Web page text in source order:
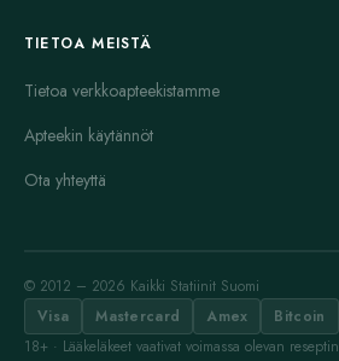
TIETOA MEISTÄ
Tietoa verkkoapteekistamme
Apteekin käytännöt
Ota yhteyttä
© 2012 – 2026 Kaikki Statiinit Suomi
Visa
Mastercard Amex Bitcoin
18+ · Lääkeläkeet vaativat voimassa olevan reseptin